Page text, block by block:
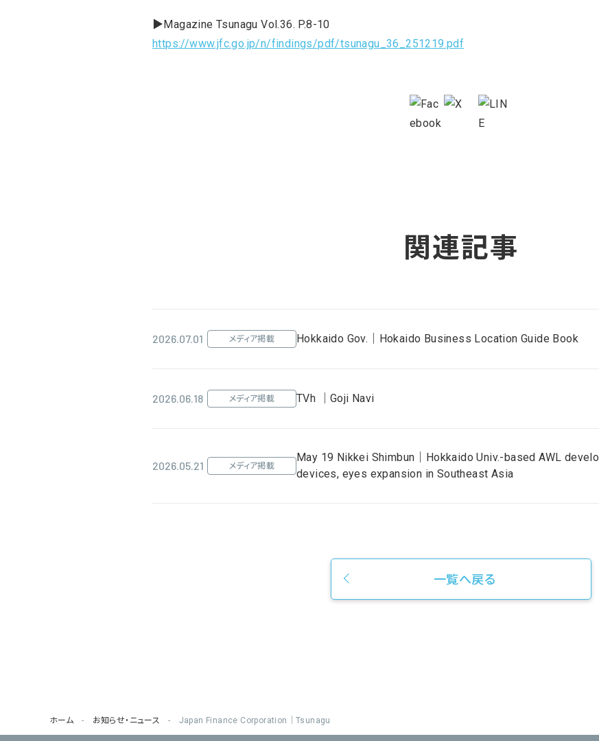
▶Magazine Tsunagu Vol.36. P.8-10
https://www.jfc.go.jp/n/findings/pdf/tsunagu_36_251219.pdf
関連記事
2026.07.01 メディア掲載 Hokkaido Gov.｜Hokaido Business Location Guide Book
2026.06.18 メディア掲載 TVh ｜Goji Navi
2026.05.21 メディア掲載
May 19 Nikkei Shimbun｜Hokkaido Univ.-based AWL
devices, eyes expansion in Southeast Asia
一覧へ戻る
ホーム お知らせ・ニュース Japan Finance Corporation｜Tsunagu